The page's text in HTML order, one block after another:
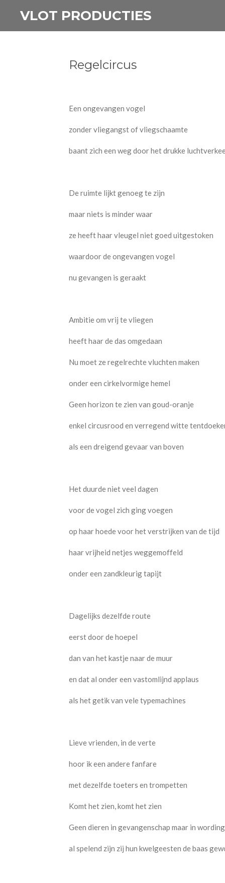
VLOT PRODUCTIES
Regelcircus
Een ongevangen vogel
zonder vliegangst of vliegschaamte
baant zich een weg door het drukke
De ruimte lijkt genoeg te zijn
maar niets is minder waar
ze heeft haar vleugel niet goed uitgestoken
waardoor de ongevangen vogel
nu gevangen is geraakt
Ambitie om vrij te vliegen
heeft haar de das omgedaan
Nu moet ze regelrechte vluchten maken
onder een cirkelvormige hemel
Geen horizon te zien van goud-oranje
enkel circusrood en verregend witte
als een dreigend gevaar van boven
Het duurde niet veel dagen
voor de vogel zich ging voegen
op haar hoede voor het verstrijken van de tijd
haar vrijheid netjes weggemoffeld
onder een zandkleurig tapijt
Dagelijks dezelfde route
eerst door de hoepel
dan van het kastje naar de muur
en dat al onder een vastomlijnd applaus
als het getik van vele typemachines
Lieve vrienden, in de verte
hoor ik een andere fanfare
met dezelfde toeters en trompetten
Komt het zien, komt het zien
Geen dieren in gevangenschap maar in wording
al spelend zijn zij hun kwelgeesten de baas